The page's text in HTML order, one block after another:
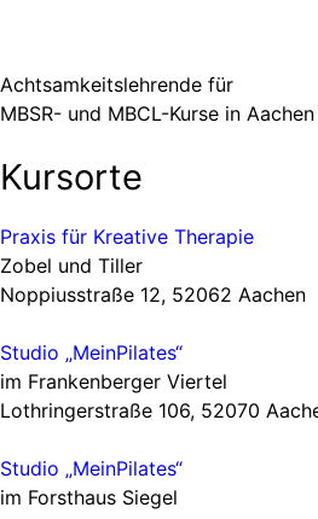
Achtsamkeitslehrende für
MBSR- und MBCL-Kurse in Aachen
Kursorte
Praxis für Kreative Therapie
Zobel und Tiller
Noppiusstraße 12, 52062 Aachen
Studio „MeinPilates“
im Franken­ber­ger Viertel
Lothrin­ger­straße 106, 52070
Studio „MeinPilates“
im Forsthaus Siegel